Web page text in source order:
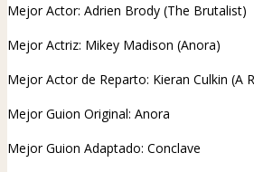
Mejor Actor: Adrien Brody (The Brutalist)
Mejor Actriz: Mikey Madison (Anora)
Mejor Actor de Reparto: Kieran Culkin (A
Mejor Guion Original: Anora
Mejor Guion Adaptado: Conclave